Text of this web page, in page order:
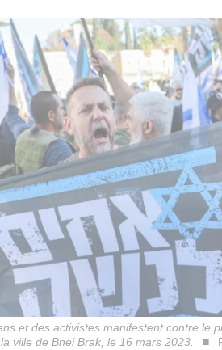
et des activistes manifestent contre le
ville de Bnei Brak, le 16 mars 2023.